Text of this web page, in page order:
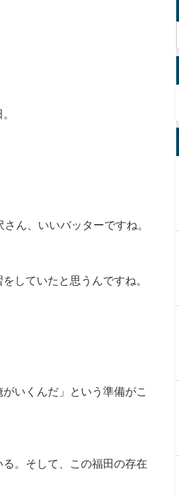
ん、いいバッターですね。
していたと思うんですね。
いくんだ」という準備がこ
。そして、この福田の存在